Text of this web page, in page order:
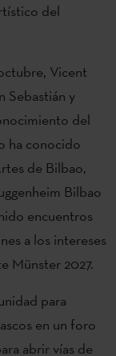
del
Vicent
Sebastián y
del
ha conocido
de Bilbao,
Bilbao
encuentros
a los intereses
Münster 2027.
para
en un foro
abrir vías de